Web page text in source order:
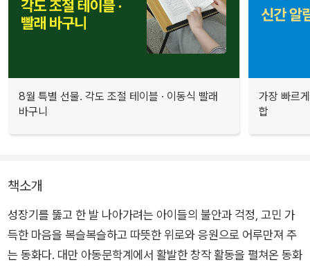
8월 특별 선물. 각도 조절 테이블 · 이동식 빨래
바구니
가장 빠르
합
책소개
성장기를 뚫고 한 발 나아가려는 아이들의 불안과 걱정, 고민 가
득한 마음을 복슬복슬하고 따뜻한 위로와 응원으로 어루만져 주
는 동화다. 대만 아동문학계에서 활발한 창작 활동을 펼쳐온 동화